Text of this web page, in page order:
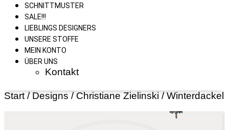
SCHNITTMUSTER
SALE!!!
LIEBLINGS DESIGNERS
UNSERE STOFFE
MEIN KONTO
ÜBER UNS
Kontakt
Start / Designs / Christiane Zielinski / Winterdackel